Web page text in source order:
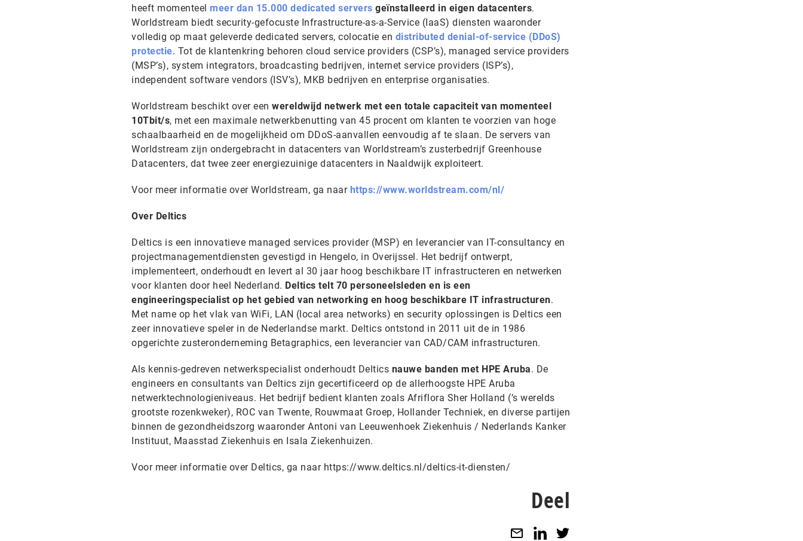
heeft momenteel meer dan 15.000 dedicated servers geïnstalleerd in eigen datacenters.
Worldstream biedt security-gefocuste Infrastructure-as-a-Service (IaaS) diensten waaronder
volledig op maat geleverde dedicated servers, colocatie en distributed denial-of-service (DDoS)
protectie. Tot de klantenkring behoren cloud service providers (CSP’s), managed service providers
(MSP’s), system integrators, broadcasting bedrijven, internet service providers (ISP’s),
independent software vendors (ISV’s), MKB bedrijven en enterprise organisaties.
Worldstream beschikt over een wereldwijd netwerk met een totale capaciteit van momenteel
10Tbit/s, met een maximale netwerkbenutting van 45 procent om klanten te voorzien van hoge
schaalbaarheid en de mogelijkheid om DDoS-aanvallen eenvoudig af te slaan. De servers van
Worldstream zijn ondergebracht in datacenters van Worldstream’s zusterbedrijf Greenhouse
Datacenters, dat twee zeer energiezuinige datacenters in Naaldwijk exploiteert.
Voor meer informatie over Worldstream, ga naar https://www.worldstream.com/nl/
Over Deltics
Deltics is een innovatieve managed services provider (MSP) en leverancier van IT-consultancy en
projectmanagementdiensten gevestigd in Hengelo, in Overijssel. Het bedrijf ontwerpt,
implementeert, onderhoudt en levert al 30 jaar hoog beschikbare IT infrastructeren en netwerken
voor klanten door heel Nederland. Deltics telt 70 personeelsleden en is een
engineeringspecialist op het gebied van networking en hoog beschikbare IT infrastructuren.
Met name op het vlak van WiFi, LAN (local area networks) en security oplossingen is Deltics een
zeer innovatieve speler in de Nederlandse markt. Deltics ontstond in 2011 uit de in 1986
opgerichte zusteronderneming Betagraphics, een leverancier van CAD/CAM infrastructuren.
Als kennis-gedreven netwerkspecialist onderhoudt Deltics nauwe banden met HPE Aruba. De
engineers en consultants van Deltics zijn gecertificeerd op de allerhoogste HPE Aruba
netwerktechnologieniveaus. Het bedrijf bedient klanten zoals Afriflora Sher Holland (’s werelds
grootste rozenkweker), ROC van Twente, Rouwmaat Groep, Hollander Techniek, en diverse partijen
binnen de gezondheidszorg waaronder Antoni van Leeuwenhoek Ziekenhuis / Nederlands Kanker
Instituut, Maasstad Ziekenhuis en Isala Ziekenhuizen.
Voor meer informatie over Deltics, ga naar https://www.deltics.nl/deltics-it-diensten/
Deel